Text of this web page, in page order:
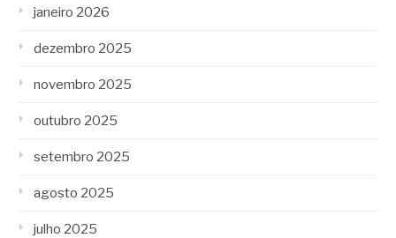
janeiro 2026
dezembro 2025
novembro 2025
outubro 2025
setembro 2025
agosto 2025
julho 2025